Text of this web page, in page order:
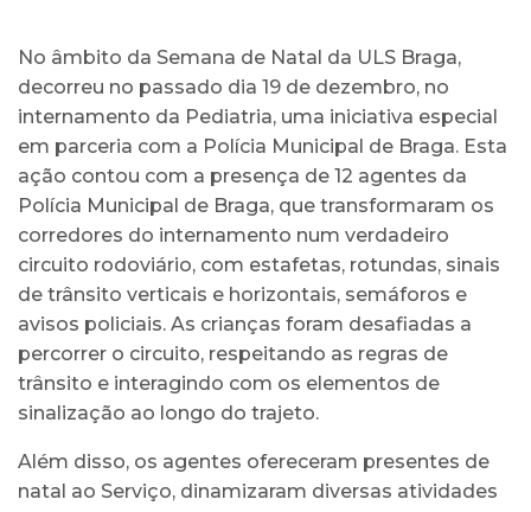
No âmbito da Semana de Natal da ULS Braga,
decorreu no passado dia 19 de dezembro, no
internamento da Pediatria, uma iniciativa especial
em parceria com a Polícia Municipal de Braga. Esta
ação contou com a presença de 12 agentes da
Polícia Municipal de Braga, que transformaram os
corredores do internamento num verdadeiro
circuito rodoviário, com estafetas, rotundas, sinais
de trânsito verticais e horizontais, semáforos e
avisos policiais. As crianças foram desafiadas a
percorrer o circuito, respeitando as regras de
trânsito e interagindo com os elementos de
sinalização ao longo do trajeto.
Além disso, os agentes ofereceram presentes de
natal ao Serviço, dinamizaram diversas atividades